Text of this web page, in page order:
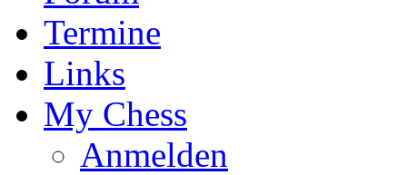
Termine
Links
My Chess
Anmelden